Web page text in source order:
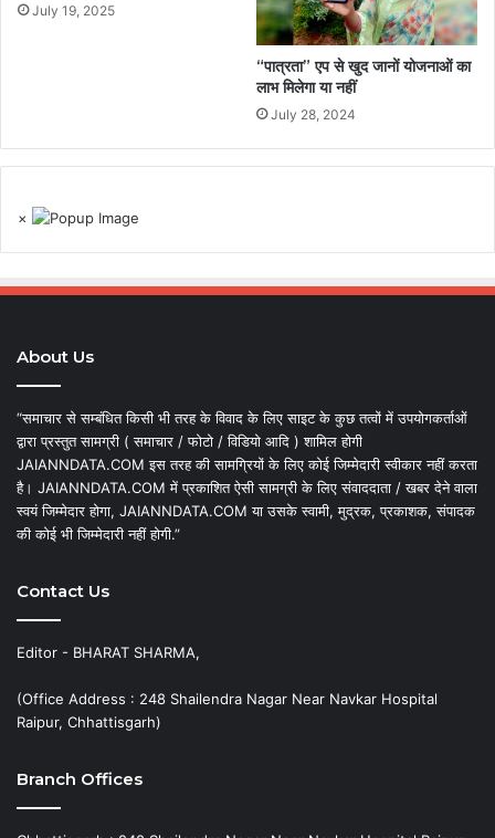
July 19, 2025
“पात्रता” एप से खुद जानों योजनाओं का
लाभ मिलेगा या नहीं
July 28, 2024
×
About Us
“समाचार से सम्बंधित किसी भी तरह के विवाद के लिए साइट के कुछ तत्वों में उपयोगकर्ताओं
द्वारा प्रस्तुत सामग्री ( समाचार / फोटो / विडियो आदि ) शामिल होगी
JAIANNDATA.COM इस तरह की सामग्रियों के लिए कोई जिम्मेदारी स्वीकार नहीं करता
है। JAIANNDATA.COM में प्रकाशित ऐसी सामग्री के लिए संवाददाता / खबर देने वाला
स्वयं जिम्मेदार होगा, JAIANNDATA.COM या उसके स्वामी, मुद्रक, प्रकाशक, संपादक
की कोई भी जिम्मेदारी नहीं होगी.”
Contact Us
Editor - BHARAT SHARMA,
(Office Address : 248 Shailendra Nagar Near Navkar Hospital
Raipur, Chhattisgarh)
Branch Offices